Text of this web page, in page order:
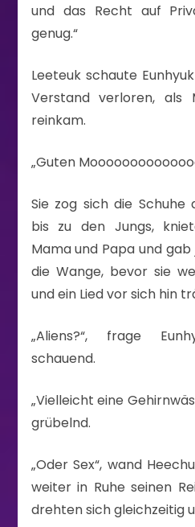
und das Recht auf
genug.“
Leeteuk schaute
Verstand verloren, als
reinkam.
„Guten
Sie zog sich die
bis zu den Jungs,
Mama und Papa und
die Wange, bevor sie
und ein Lied vor sich hin
„Aliens?“, frage
schauend.
„Vielleicht eine
grübelnd.
„Oder Sex“, wand
weiter in Ruhe seinen
drehten sich gleichzeitig